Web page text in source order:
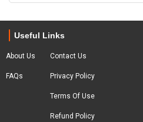
Useful Links
About Us
FAQs
Contact Us
Privacy Policy
Terms Of Use
Refund Policy